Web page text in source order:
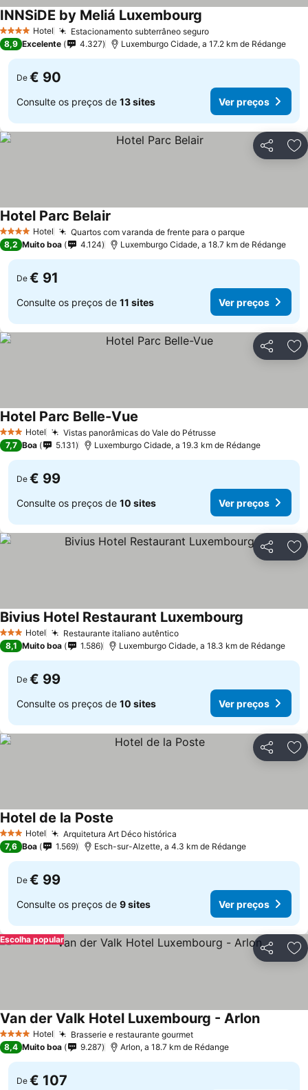
4 EstrelasHotel Estacionamento subterrâneo seguroVer preços
INNSiDE by Meliá Luxembourg
8,9 Excelente 4.327 Luxemburgo Cidade, a 17.2 km de Rédange
De € 90
Consulte os preços de 13 sites Ver preços
Partilhar
4 EstrelasHotel Quartos com varanda de frente para o parqueVer preços
Hotel Parc Belair
8,2 Muito boa 4.124 Luxemburgo Cidade, a 18.7 km de Rédange
De € 91
Consulte os preços de 11 sites Ver preços
Partilhar
3 EstrelasHotel Vistas panorâmicas do Vale do PétrusseVer preços
Hotel Parc Belle-Vue
7,7 Boa 5.131 Luxemburgo Cidade, a 19.3 km de Rédange
De € 99
Consulte os preços de 10 sites Ver preços
Partilhar
3 EstrelasHotel Restaurante italiano autênticoVer preços
Bivius Hotel Restaurant Luxembourg
8,1 Muito boa 1.586 Luxemburgo Cidade, a 18.3 km de Rédange
De € 99
Consulte os preços de 10 sites Ver preços
Partilhar
3 EstrelasHotel Arquitetura Art Déco histórica
Hotel de la Poste
7,6 Boa 1.569 Esch-sur-Alzette, a 4.3 km de Rédange
De € 99
Consulte os preços de 9 sites Ver preços
Partilhar
Escolha popular
4 EstrelasHotel Brasserie e restaurante gourmetVer preços
Van der Valk Hotel Luxembourg - ArlonVer
8,4 Muito boa 9.287 Arlon, a 18.7 km de Rédange
De € 107